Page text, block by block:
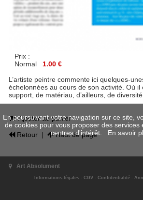
Prix :
Normal
1.00 €
L’artiste peintre commente ici quelques-
échelonnées au cours de son activité. Où il
support, de matériau, d’ailleurs, de
Ajouter au panier
Retour| Haut de page
Art Absolument
Informations légales - CGV - Confidentialité -
En poursuivant votre navigation sur ce site,
de cookies pour vous proposer des services
centres d'intérêt. En savoir